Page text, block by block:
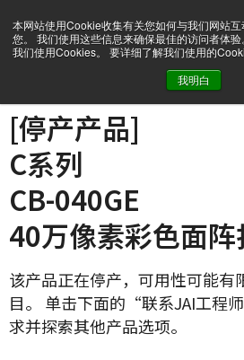
本网站使用Cookie收集有关您如何与我们网站
您。 我们使用这些信息来确保最佳的访问者体
我们使用Cookies。 要详细了解我们使用的
我明白
[停产产品]
C系列
CB-040GE
40万像素彩色面
该产品正在停产，可用性可能有
目。 单击下面的“联系JAI工程
求并探索其他产品选项。